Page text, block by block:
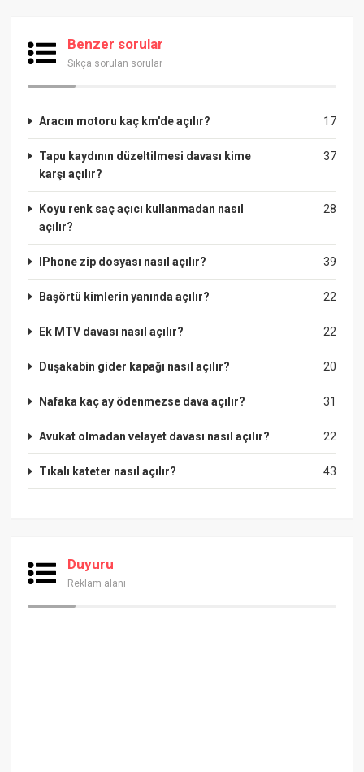
Benzer sorular
Sıkça sorulan sorular
17
Aracın motoru kaç km'de açılır?
37
Tapu kaydının düzeltilmesi davası kime
karşı açılır?
28
Koyu renk saç açıcı kullanmadan nasıl
açılır?
39
IPhone zip dosyası nasıl açılır?
22
Başörtü kimlerin yanında açılır?
22
Ek MTV davası nasıl açılır?
20
Duşakabin gider kapağı nasıl açılır?
31
Nafaka kaç ay ödenmezse dava açılır?
22
Avukat olmadan velayet davası nasıl açılır?
43
Tıkalı kateter nasıl açılır?
Duyuru
Reklam alanı